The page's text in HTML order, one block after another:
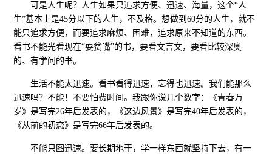
可是人生呢？人生如果只追求方便、迅速、海量，这个“人
生”基本上是45分以下的人生，不及格。想做到60分的人生，就不
能只追求方便，而要追求麻烦、困难，追求原来不知道的东西。
看书不能光看现在“耍贫嘴”的书，要看文言文，要看比较深奥
的、有学问的书。
生活不能太迅速。看书看得迅速，忘得也迅速。我们能那么
迅速吗？不能！不要怕费时间。我跟你说几个数字：《青春万
岁》是写完26年后发表的，《这边风景》是写完40年后发表的，
《从前的初恋》是写完66年后发表的。
不能只图迅速。要长期地干，学一样东西就坚持下去，有一